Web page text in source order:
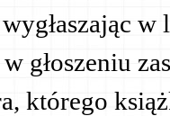
głoszeniu
którego